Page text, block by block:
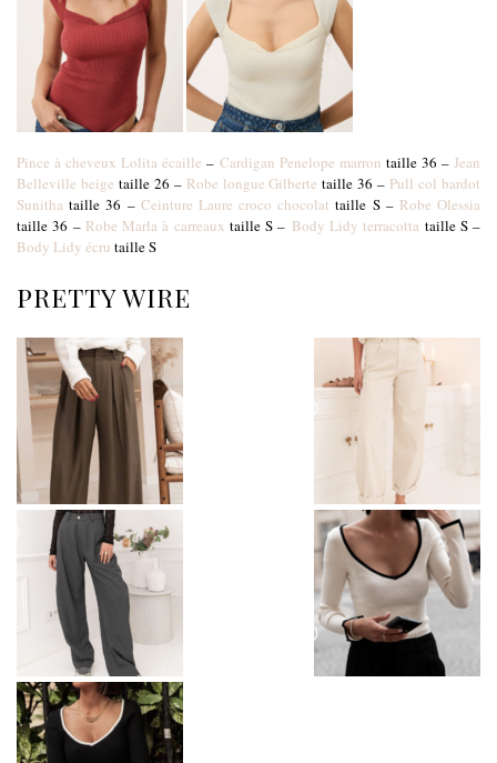
Pince à cheveux Lolita écaille – Cardigan Penelope marron taille 36 –Jean
Belleville beige taille 26 – Robe longue Gilberte taille 36 – Pull col bardot
Sunitha taille 36 – Ceinture Laure croco chocolat taille S – Robe Olessia
taille 36 – Robe Marla à carreaux taille S – Body Lidy terracotta taille S –
Body Lidy écru taille S
PRETTY WIRE